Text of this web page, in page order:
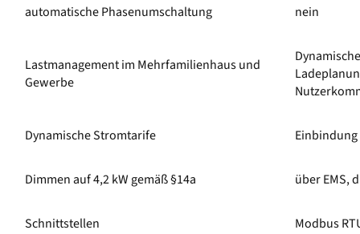
automatische Phasenumschaltung nein
Lastmanagement im Mehrfamilienhaus und
Gewerbe
Dynamische Stromtarife Einbindung
Dimmen auf 4,2 kW gemäß §14a über EMS,
Schnittstellen Modbus